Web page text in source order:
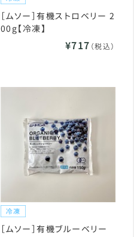
［ムソー］有機ストロベリー 2
00g【冷凍】
¥717 （税込）
［ムソー］有機ブルーベリー